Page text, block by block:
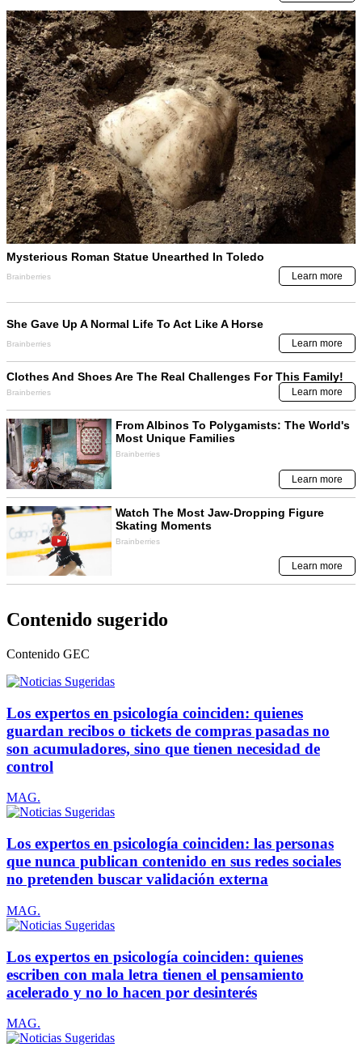
Contenido sugerido
Contenido GEC
Los expertos en psicología coinciden: quienes
guardan recibos o tickets de compras pasadas no
son acumuladores, sino que tienen necesidad de
control
MAG.
Los expertos en psicología coinciden: las personas
que nunca publican contenido en sus redes sociales
no pretenden buscar validación externa
MAG.
Los expertos en psicología coinciden: quienes
escriben con mala letra tienen el pensamiento
acelerado y no lo hacen por desinterés
MAG.